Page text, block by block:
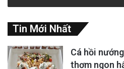
Tin Mới Nhất
Cá hồi
thơm ngon